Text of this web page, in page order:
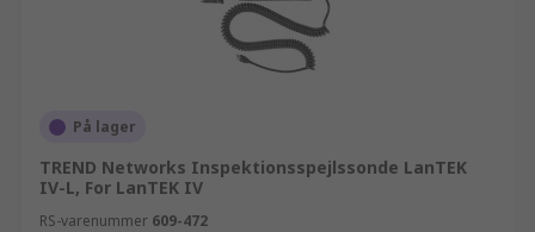
På lager
TREND Networks Inspektionsspejlssonde LanTEK
IV-L, For LanTEK IV
RS-varenummer 609-472